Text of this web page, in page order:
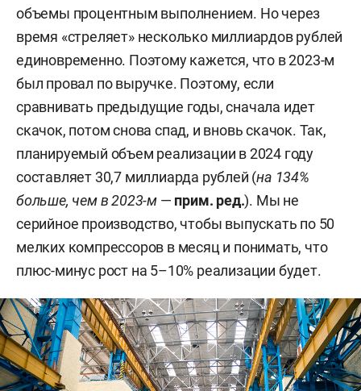
объемы процентным выполнением. Но через
время «стреляет» несколько миллиардов рублей
единовременно. Поэтому кажется, что в 2023-м
был провал по выручке. Поэтому, если
сравнивать предыдущие годы, сначала идет
скачок, потом снова спад, и вновь скачок. Так,
планируемый объем реализации в 2024 году
составляет 30,7 миллиарда рублей (на 134%
больше, чем в 2023-м — прим. ред.). Мы не
серийное производство, чтобы выпускать по 50
мелких компрессоров в месяц и понимать, что
плюс-минус рост на 5–10% реализации будет.